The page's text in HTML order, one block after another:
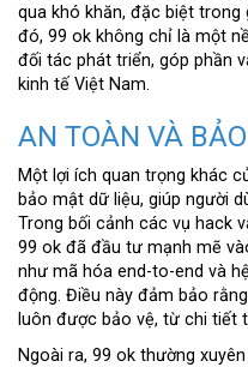
qua khó khăn, đặc biệt trong
đó, 99 ok không chỉ là một
đối tác phát triển, góp phần
kinh tế Việt Nam.
AN TOÀN VÀ
Một lợi ích quan trọng khác
bảo mật dữ liệu, giúp người
Trong bối cảnh các vụ hack
99 ok đã đầu tư mạnh mẽ
như mã hóa end-to-end và
động. Điều này đảm bảo
luôn được bảo vệ, từ chi tiết
Ngoài ra, 99 ok thường